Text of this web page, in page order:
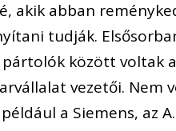
akik abban
tudják.
között voltak a
vezetői. Nem
a Siemens, az